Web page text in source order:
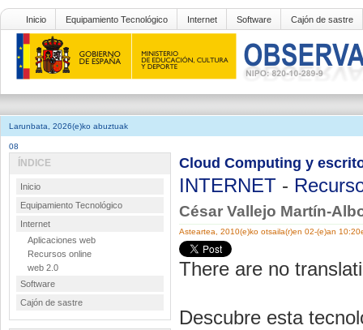
Inicio Equipamiento Tecnológico Internet Software Cajón de sastre
Larunbata, 2026(e)ko abuztuak
08
Cloud Computing y
INTERNET -
César Vallejo Martín-
Asteartea, 2010(e)ko otsaila(r)en 02-(e)an
There are no
Descubre esta
ÍNDICE
Inicio
Equipamiento Tecnológico
Internet
Aplicaciones web
Recursos online
web 2.0
Software
Cajón de sastre